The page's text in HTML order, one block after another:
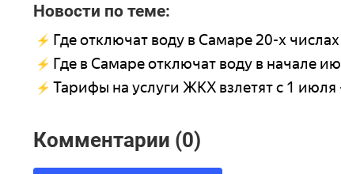
Новости по теме:
Где отключат воду в Самаре 20-х
Где в Самаре отключат воду в начале
Тарифы на услуги ЖКХ взлетят с 1 июля
Комментарии (0)